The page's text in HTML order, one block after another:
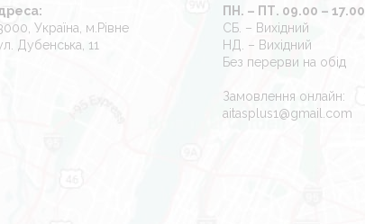
Україна, м.Рівне
Дубенська, 11
ПН. – ПТ. 09.00 – 17.00
СБ. – Вихідний
НД. – Вихідний
Без перерви на обід
Замовлення онлайн:
aitasplus1@gmail.com